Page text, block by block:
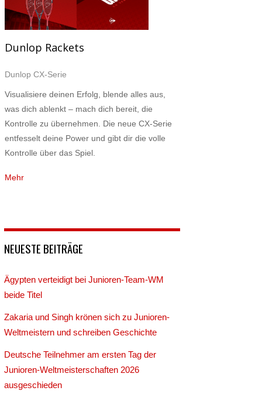
Dunlop Rackets
Dunlop CX-Serie
Visualisiere deinen Erfolg, blende alles aus,
was dich ablenkt – mach dich bereit, die
Kontrolle zu übernehmen. Die neue CX-Serie
entfesselt deine Power und gibt dir die volle
Kontrolle über das Spiel.
Mehr
NEUESTE BEITRÄGE
Ägypten verteidigt bei Junioren-Team-WM
beide Titel
Zakaria und Singh krönen sich zu Junioren-
Weltmeistern und schreiben Geschichte
Deutsche Teilnehmer am ersten Tag der
Junioren-Weltmeisterschaften 2026
ausgeschieden